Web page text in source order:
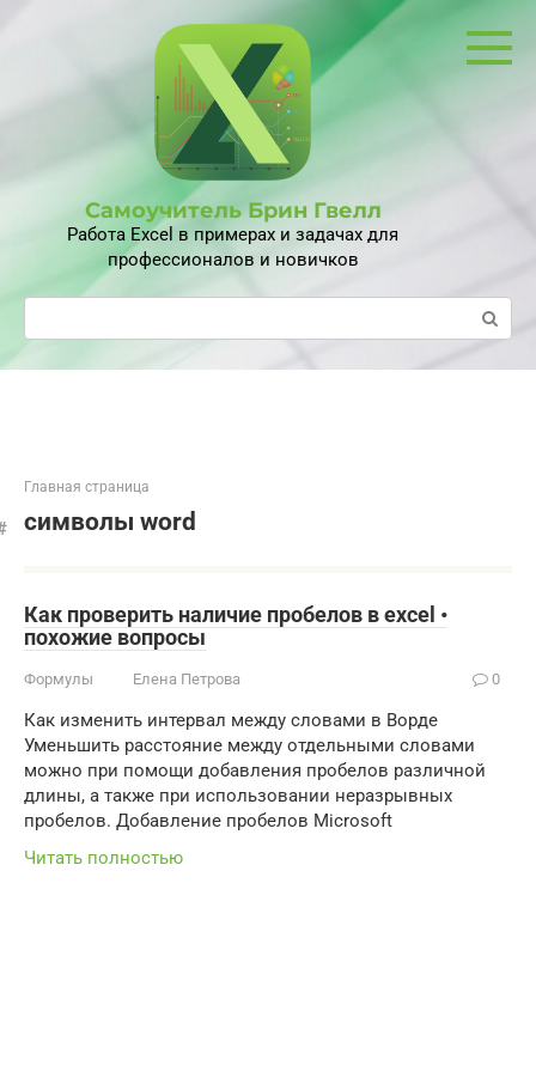
Самоучитель Брин Гвелл
Работа Excel в примерах и задачах для
профессионалов и новичков
Поиск:
Главная страница
символы word
Как проверить наличие пробелов в excel •
похожие вопросы
Формулы Елена Петрова 0
Как изменить интервал между словами в Ворде
Уменьшить расстояние между отдельными словами
можно при помощи добавления пробелов различной
длины, а также при использовании неразрывных
пробелов. Добавление пробелов Microsoft
Читать полностью